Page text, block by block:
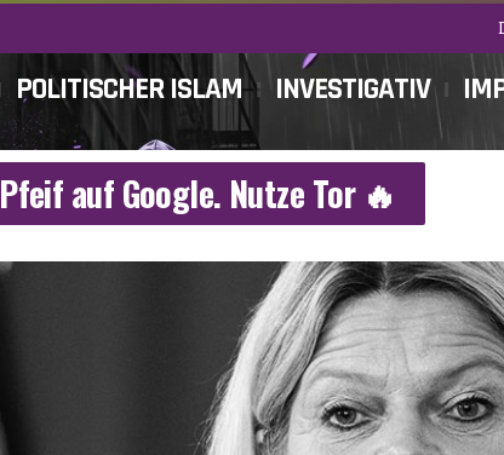
POLITISCHER ISLAM INVESTIGATIV
Pfeif auf Google. Nutze Tor 🔥